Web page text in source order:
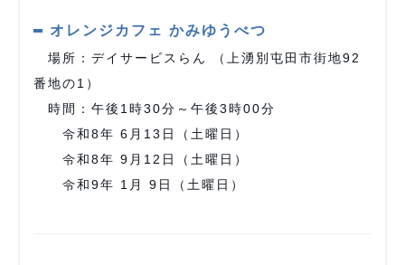
オレンジカフェ かみゆうべつ
場所：デイサービスらん （上湧別屯⽥市街地92
番地の1）
時間：午後1時30分～午後3時00分
令和8年 6⽉13⽇（⼟曜日）
令和8年 9⽉12⽇（⼟曜日）
令和9年 1⽉ 9⽇（土曜日）